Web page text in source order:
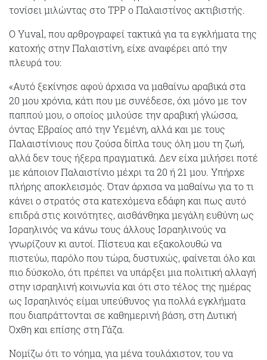
τονίσει μιλώντας στο TPP ο Παλαιστίνος ακτιβιστής.
Ο Yuval, που αρθρογραφεί τακτικά για τα εγκλήματα της
κατοχής στην Παλαιστίνη, είχε αναφέρει από την
πλευρά του:
«Αυτό ξεκίνησε αφού άρχισα να μαθαίνω αραβικά στα
20 μου χρόνια, κάτι που με συνέδεσε, όχι μόνο με τον
παππού μου, ο οποίος μιλούσε την αραβική γλώσσα,
όντας Εβραίος από την Υεμένη, αλλά και με τους
Παλαιστίνιους που ζούσα δίπλα τους όλη μου τη ζωή,
αλλά δεν τους ήξερα πραγματικά. Δεν είχα μιλήσει ποτέ
με κάποιον Παλαιστίνιο μέχρι τα 20 ή 21 μου. Υπήρχε
πλήρης αποκλεισμός. Όταν άρχισα να μαθαίνω για το τι
κάνει ο στρατός στα κατεχόμενα εδάφη και πως αυτό
επιδρά στις κοινότητες, αισθάνθηκα μεγάλη ευθύνη ως
Ισραηλινός να κάνω τους άλλους Ισραηλινούς να
γνωρίζουν κι αυτοί. Πίστευα και εξακολουθώ να
πιστεύω, παρόλο που τώρα, δυστυχώς, φαίνεται όλο και
πιο δύσκολο, ότι πρέπει να υπάρξει μια πολιτική αλλαγή
στην ισραηλινή κοινωνία και ότι στο τέλος της ημέρας
ως Ισραηλινός είμαι υπεύθυνος για πολλά εγκλήματα
που διαπράττονται σε καθημερινή βάση, στη Δυτική
Όχθη και επίσης στη Γάζα.
Νομίζω ότι το νόημα, για μένα τουλάχιστον, του να